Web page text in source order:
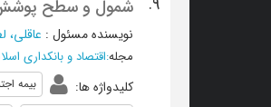
شمول و سطح پوشش
نویسنده مسئول : عاقلی،
مجله:اقتصاد و بانکداری
کلیدواژه ها: بیمه